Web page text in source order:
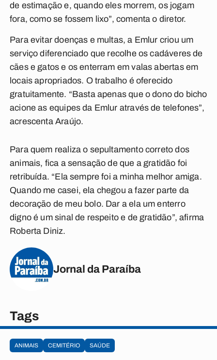
de estimação e, quando eles morrem, os jogam
fora, como se fossem lixo”, comenta o diretor.
Para evitar doenças e multas, a Emlur criou um
serviço diferenciado que recolhe os cadáveres de
cães e gatos e os enterram em valas abertas em
locais apropriados. O trabalho é oferecido
gratuitamente. “Basta apenas que o dono do bicho
acione as equipes da Emlur através de telefones”,
acrescenta Araújo.
Para quem realiza o sepultamento correto dos
animais, fica a sensação de que a gratidão foi
retribuída. “Ela sempre foi a minha melhor amiga.
Quando me casei, ela chegou a fazer parte da
decoração de meu bolo. Dar a ela um enterro
digno é um sinal de respeito e de gratidão”, afirma
Roberta Diniz.
Jornal da Paraíba
Tags
ANIMAIS CEMITÉRIO SAÚDE